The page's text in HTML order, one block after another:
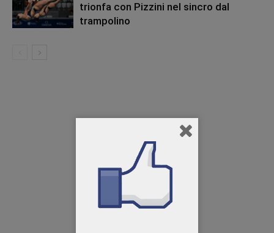
trionfa con Pizzini nel sincro dal
trampolino